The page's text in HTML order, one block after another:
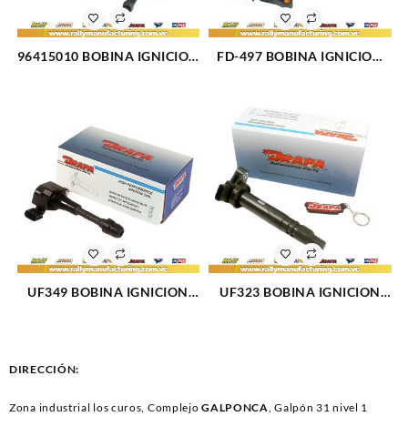
96415010 BOBINA IGNICION
FD-497 BOBINA IGNICION
UF349 BOBINA IGNICION
UF323 BOBINA IGNICION
DIRECCIÓN:
Zona industrial los curos, ComplejoGALPONCA, Galpón 31 nivel 1